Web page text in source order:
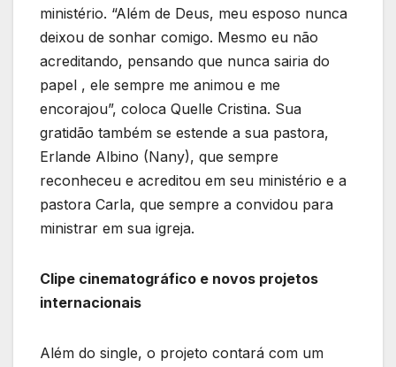
ministério. “Além de Deus, meu esposo nunca
deixou de sonhar comigo. Mesmo eu não
acreditando, pensando que nunca sairia do
papel , ele sempre me animou e me
encorajou”, coloca Quelle Cristina. Sua
gratidão também se estende a sua pastora,
Erlande Albino (Nany), que sempre
reconheceu e acreditou em seu ministério e a
pastora Carla, que sempre a convidou para
ministrar em sua igreja.
Clipe cinematográfico e novos projetos
internacionais
Além do single, o projeto contará com um